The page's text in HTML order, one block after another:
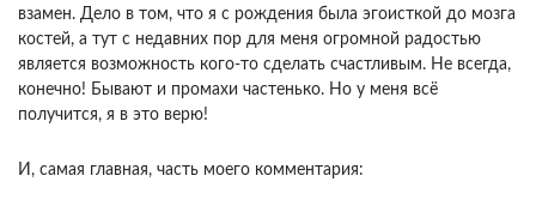
взамен. Дело в том, что я с рождения была эгоисткой до мозга
костей, а тут с недавних пор для меня огромной радостью
является возможность кого-то сделать счастливым. Не всегда,
конечно! Бывают и промахи частенько. Но у меня всё
получится, я в это верю!
И, самая главная, часть моего комментария: